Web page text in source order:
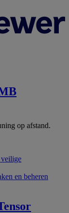
op afstand.
en beheren